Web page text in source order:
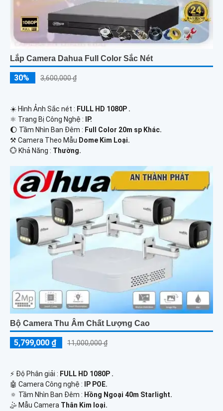
Lắp Camera Dahua Full Color Sắc Nét
30% 3,600,000 ₫
☀️ Hình Ảnh Sắc nét : FULL HD 1080P .
⚛️ Trang Bị Công Nghệ :
IP.
🌔 Tầm Nhìn Ban Đêm : Full Color 20m sp Khác.
⚒ Camera Theo Mẫu Dome Kim Loại.
️💮 Khả Năng : Thường.
Bộ Camera Thu Âm Chất Lượng Cao
5,799,000 ₫ 11,000,000 ₫
️⚡ Độ Phân giải : FULL HD 1080P .
🤖️ Camera Công nghệ :
IP POE.
🔅 Tầm Nhìn Ban Đêm : Hồng Ngoại 40m Starlight.
🤹 Mẫu Camera Thân Kim loại.